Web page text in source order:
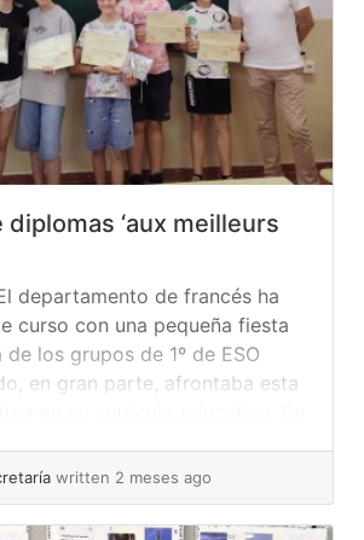
diplomas ‘aux meilleurs
departamento de francés ha
curso con una pequeña fiesta
los grupos de 1º de ESO
en gran parte, afrontaba esta
a los mejores alumnos
dicho... »read more
written 2 meses ago